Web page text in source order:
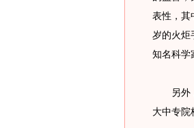
表性，其
岁的火炬
知名科学
另外，
大中专院